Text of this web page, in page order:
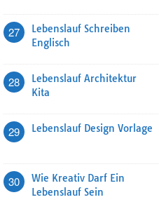
27
Lebenslauf Schreiben
Englisch
28
Lebenslauf Architektur
Kita
29 Lebenslauf Design Vorlage
30
Wie Kreativ Darf Ein
Lebenslauf Sein